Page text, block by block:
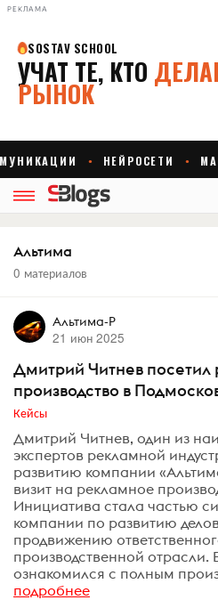
РЕКЛАМА
Альтима
0 материалов
Альтима-Р
21 июн 2025
Дмитрий Читнев посетил
производство в
Кейсы
Дмитрий Читнев, один из
экспертов рекламной
развитию компании
визит на рекламное
Инициатива стала частью
компании по развитию
продвижению
производственной отрасли.
ознакомился с полным
подробнее